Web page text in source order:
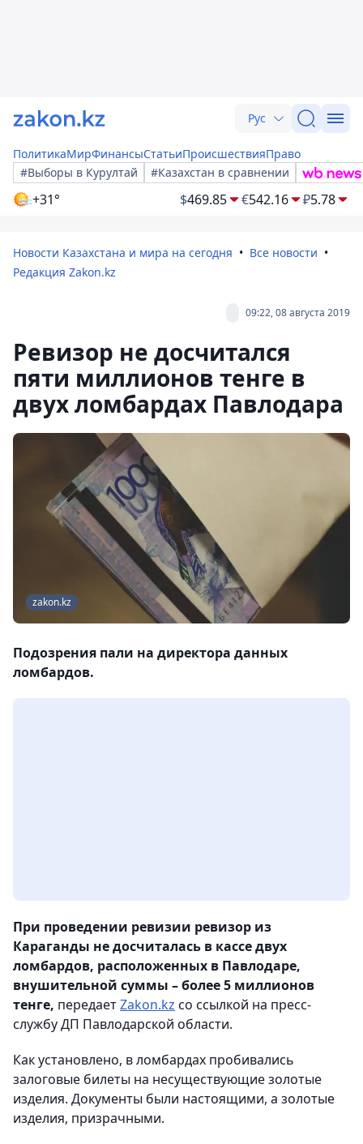
Рус
ПолитикаМирФинансыСтатьиПроисшествияПраво
#Выборы в Курултай
#Казахстан в сравнении
+31° $469.85 €542.16 ₽5.78
Новости Казахстана и мира на сегодня
Все новости
Редакция Zakon.kz
09:22, 08 августа 2019
Ревизор не досчитался
пяти миллионов тенге в
двух ломбардах Павлодара
zakon.kz
Подозрения пали на директора данных
ломбардов.
При проведении ревизии ревизор из
Караганды не досчиталась в кассе двух
ломбардов, расположенных в Павлодаре,
внушительной суммы – более 5 миллионов
тенге, передаетZakon.kz со ссылкой на пресс-
службу ДП Павлодарской области.
Как установлено, в ломбардах пробивались
залоговые билеты на несуществующие золотые
изделия. Документы были настоящими, а золотые
изделия, призрачными.